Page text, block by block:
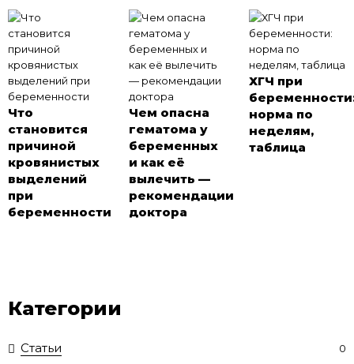
Что
становится
причиной
кровянистых
выделений
при
беременности
Чем опасна
гематома у
беременных
и как её
вылечить —
рекомендации
доктора
ХГЧ при
норма по
неделям,
таблица
Категории
Статьи 0